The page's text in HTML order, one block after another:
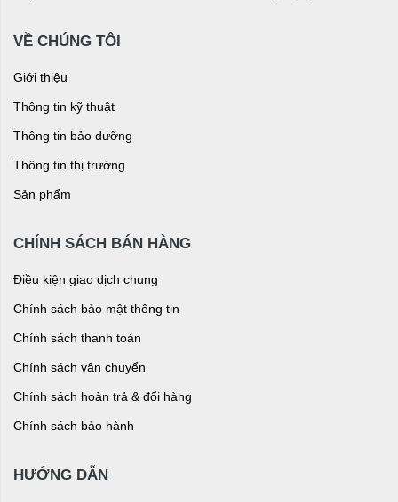
VỀ CHÚNG TÔI
Giới thiệu
Thông tin kỹ thuật
Thông tin bảo dưỡng
Thông tin thị trường
Sản phẩm
CHÍNH SÁCH BÁN HÀNG
Điều kiện giao dịch chung
Chính sách bảo mật thông tin
Chính sách thanh toán
Chính sách vận chuyển
Chính sách hoàn trả & đổi hàng
Chính sách bảo hành
HƯỚNG DẪN